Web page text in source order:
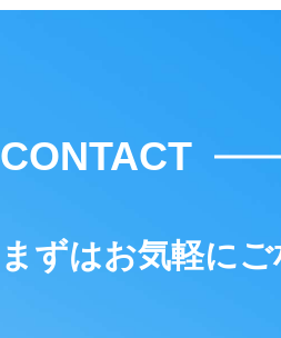
CONTACT
まずはお気軽に